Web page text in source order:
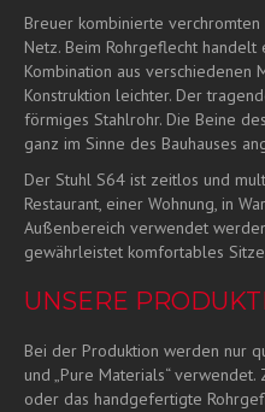
Breuer kombinierte
Netz. Beim Rohrgeflecht handelt
Kombination aus verschiedenen
Konstruktion leichter. Der
förmiges Stahlrohr. Die Beine
ganz im Sinne des Bauhauses
Der Stuhl S64 ist zeitlos und
Restaurant, einer Wohnung, in
Außenbereich verwendet
gewährleistet komfortables
UNSERE
Bei der Produktion werden nur
und „Pure Materials“
oder das handgefertigte